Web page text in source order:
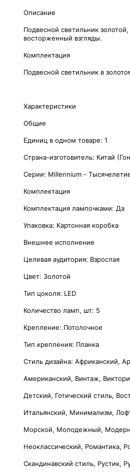
Описание
Подвесной светильник
восторженный взгляды.
Комплектация
Подвесной светильник в
Характеристики
Общие
Единиц в одном товаре: 1
Страна-изготовитель: Китай
Серии: Millennium -
Комплектация
Комплектация лампочками: Да
Упаковка: Картонная коробка
Внешнее исполнение
Целевая аудитория: Взрослая
Цвет: Золотой
Тип цоколя: LED
Количество ламп, шт: 5
Крепление: Потолочное
Тип крепления: Планка
Стиль дизайна: Африканский,
Американский, Винтаж,
Детский, Готический стиль,
Итальянский, Минимализм,
Морской, Молодежный,
Неоклассический, Романтика,
Скандинавский стиль, Рустик,